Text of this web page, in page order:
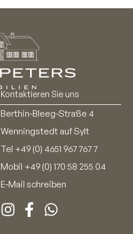
Kontaktieren Sie uns
Berthin-Bleeg-Straße 4
Wenningstedt auf Sylt
Tel +49 (0) 4651 967 767 7
Mobil +49 (0) 170 58 255 04
E-Mail schreiben